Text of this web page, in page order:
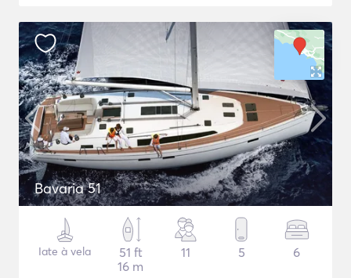
Bavaria 51
Iate à vela
51 ft
16 m
11 5 6